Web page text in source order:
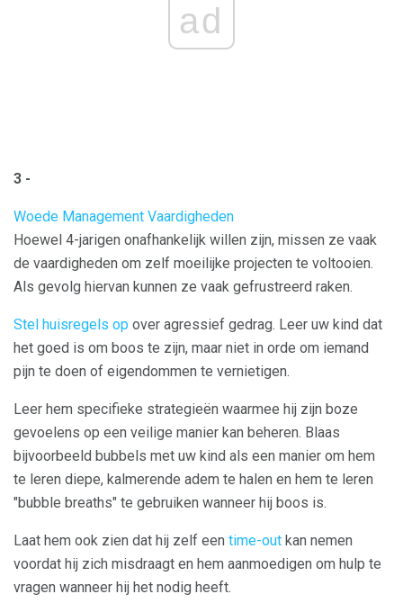
ad
3 -
Woede Management Vaardigheden
Hoewel 4-jarigen onafhankelijk willen zijn, missen ze vaak
de vaardigheden om zelf moeilijke projecten te voltooien.
Als gevolg hiervan kunnen ze vaak gefrustreerd raken.
Stel huisregels op over agressief gedrag. Leer uw kind dat
het goed is om boos te zijn, maar niet in orde om iemand
pijn te doen of eigendommen te vernietigen.
Leer hem specifieke strategieën waarmee hij zijn boze
gevoelens op een veilige manier kan beheren. Blaas
bijvoorbeeld bubbels met uw kind als een manier om hem
te leren diepe, kalmerende adem te halen en hem te leren
"bubble breaths" te gebruiken wanneer hij boos is.
Laat hem ook zien dat hij zelf een time-out kan nemen
voordat hij zich misdraagt ​​en hem aanmoedigen om hulp te
vragen wanneer hij het nodig heeft.